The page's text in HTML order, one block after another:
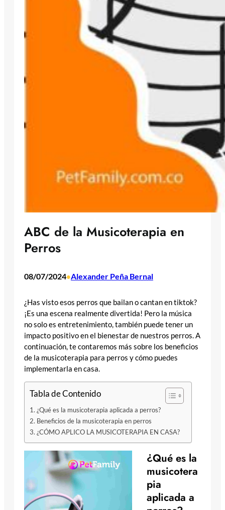
ABC de la Musicoterapia en
Perros
08/07/2024•Alexander Peña Bernal
¿Has visto esos perros que bailan o cantan en tiktok?
¡Es una escena realmente divertida! Pero la música
no solo es entretenimiento, también puede tener un
impacto positivo en el bienestar de nuestros perros. A
continuación, te contaremos más sobre los beneficios
de la musicoterapia para perros y cómo puedes
implementarla en casa.
Tabla de Contenido
¿Qué es la musicoterapia aplicada a perros?
Beneficios de la musicoterapia en perros
¿CÓMO APLICO LA MUSICOTERAPIA EN CASA?
¿Qué es la
musicotera
pia
aplicada a